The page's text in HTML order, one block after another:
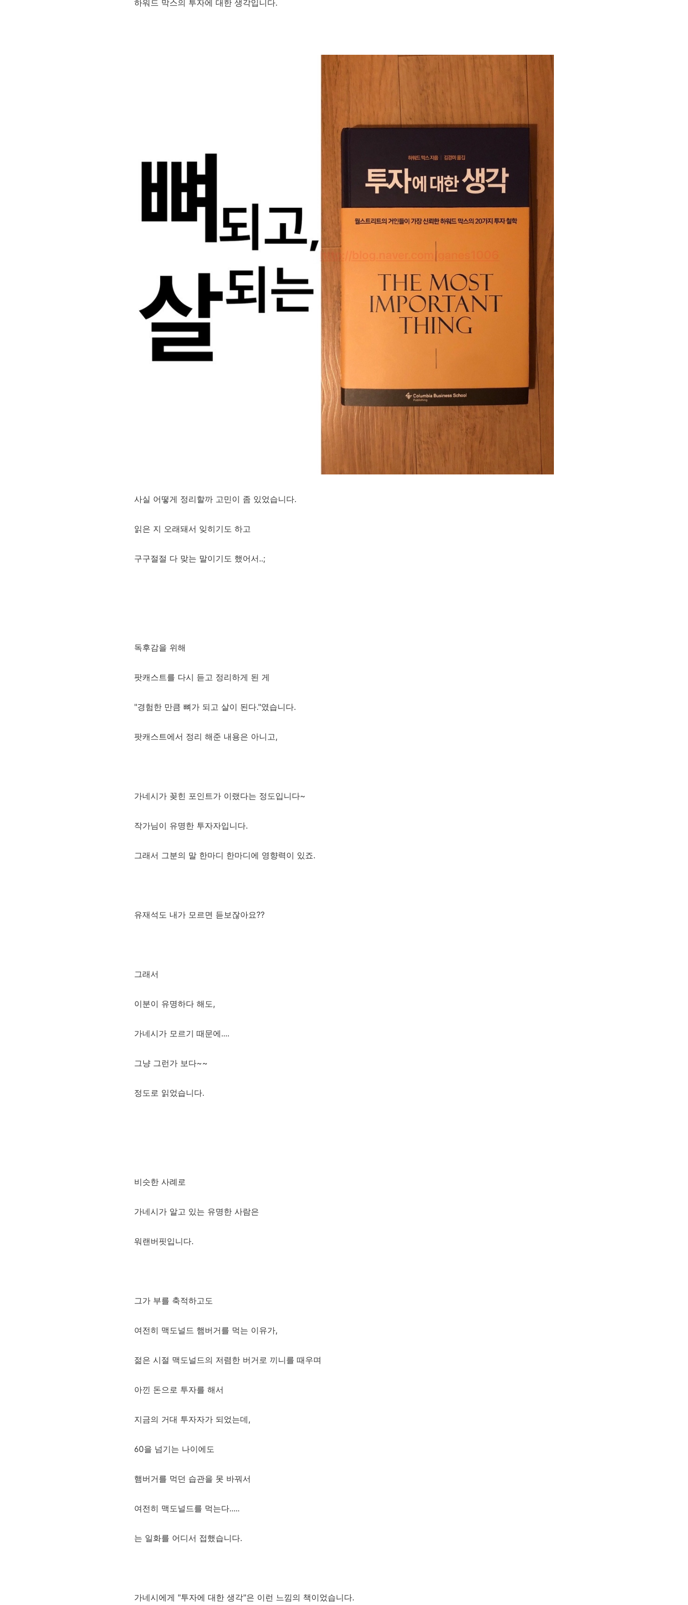
하워드 막스의 투자에 대한 생각입니다.
사실 어떻게 정리할까 고민이 좀 있었습니다.
읽은 지 오래돼서 잊히기도 하고
구구절절 다 맞는 말이기도 했어서..;
독후감을 위해
팟캐스트를 다시 듣고 정리하게 된 게
"경험한 만큼 뼈가 되고 살이 된다."였습니다.
팟캐스트에서 정리 해준 내용은 아니고,
가네시가 꽂힌 포인트가 이랬다는 정도입니다~
작가님이 유명한 투자자입니다.
그래서 그분의 말 한마디 한마디에 영향력이 있죠.
유재석도 내가 모르면 듣보잖아요??
그래서
이분이 유명하다 해도,
가네시가 모르기 때문에....
그냥 그런가 보다~~
정도로 읽었습니다.
비슷한 사례로
가네시가 알고 있는 유명한 사람은
워랜버핏입니다.
그가 부를 축적하고도
여전히 맥도널드 햄버거를 먹는 이유가,
젊은 시절 맥도널드의 저렴한 버거로 끼니를 때우며
아낀 돈으로 투자를 해서
지금의 거대 투자자가 되었는데,
60을 넘기는 나이에도
햄버거를 먹던 습관을 못 바꿔서
여전히 맥도널드를 먹는다.....
는 일화를 어디서 접했습니다.
가네시에게 "투자에 대한 생각"은 이런 느낌의 책이었습니다.